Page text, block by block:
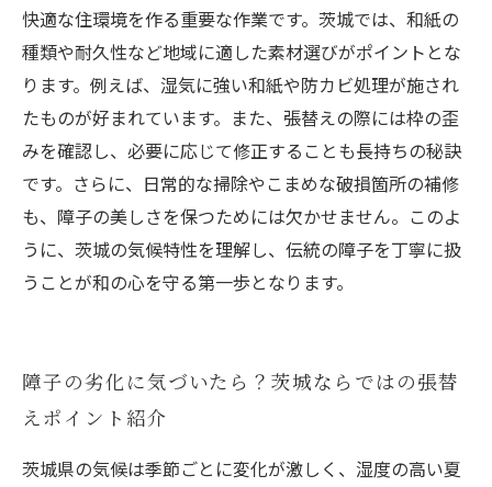
快適な住環境を作る重要な作業です。茨城では、和紙の
種類や耐久性など地域に適した素材選びがポイントとな
ります。例えば、湿気に強い和紙や防カビ処理が施され
たものが好まれています。また、張替えの際には枠の歪
みを確認し、必要に応じて修正することも長持ちの秘訣
です。さらに、日常的な掃除やこまめな破損箇所の補修
も、障子の美しさを保つためには欠かせません。このよ
うに、茨城の気候特性を理解し、伝統の障子を丁寧に扱
うことが和の心を守る第一歩となります。
障子の劣化に気づいたら？茨城ならではの張替
えポイント紹介
茨城県の気候は季節ごとに変化が激しく、湿度の高い夏